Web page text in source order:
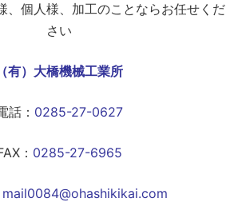
、個人様、加工のことならお任せくだ
さい
（有）大橋機械工業所
話： 0285-27-0627
： 0285-27-6965
mail0084@ohashikikai.com